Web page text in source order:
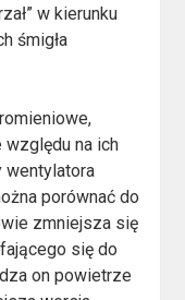
w kierunku
śmigła
na ich
wentylatora
porównać do
zmniejsza się
się do
on powietrze